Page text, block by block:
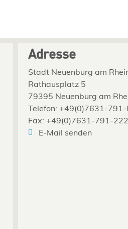
Adresse
Stadt Neuenburg am
Rathausplatz 5
79395 Neuenburg am
Telefon: +49(0)7631-
Fax: +49(0)7631-791-222
E-Mail senden